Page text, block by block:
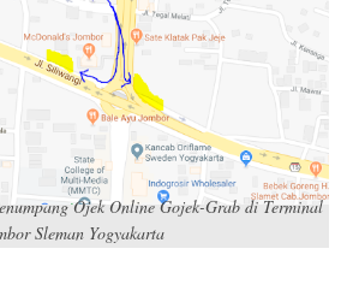
Ojek Online Gojek-Grab di Terminal
Sleman Yogyakarta